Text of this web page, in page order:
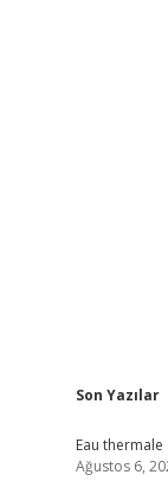
Son Yazılar
Eau
Ağustos 6,